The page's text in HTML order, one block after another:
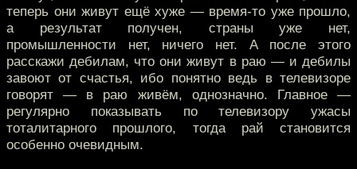
теперь они живут ещё хуже — время-то уже прошло,
а результат получен, страны уже нет,
промышленности нет, ничего нет. А после этого
расскажи дебилам, что они живут в раю — и дебилы
завоют от счастья, ибо понятно ведь в телевизоре
говорят — в раю живём, однозначно. Главное —
регулярно показывать по телевизору ужасы
тоталитарного прошлого, тогда рай становится
особенно очевидным.